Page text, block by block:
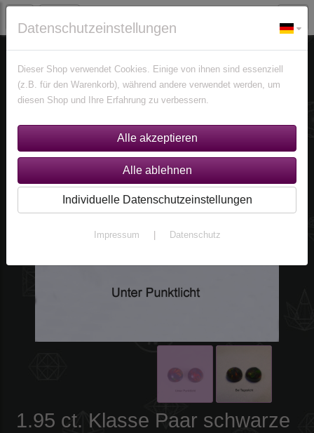
Edelsteine Opale
1.95 ct. Klasse Paar schwarze
Datenschutzeinstellungen
Dieser Shop verwendet Cookies. Einige von ihnen sind essenziell
(z.B. für den Warenkorb), während andere verwendet werden, um
diesen Shop und Ihre Erfahrung zu verbessern.
Individuelle Datenschutzeinstellungen
Impressum Datenschutz